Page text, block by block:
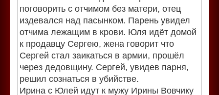
поговорить с отчимом без матери, отец
издевался над пасынком. Парень увидел
отчима лежащим в крови. Юля идёт домой
к продавцу Сергею, жена говорит что
Сергей стал заикаться в армии, прошёл
через дедовщину. Сергей, увидев парня,
решил сознаться в убийстве.
Ирина с Юлей идут к мужу Ирины Вовчику